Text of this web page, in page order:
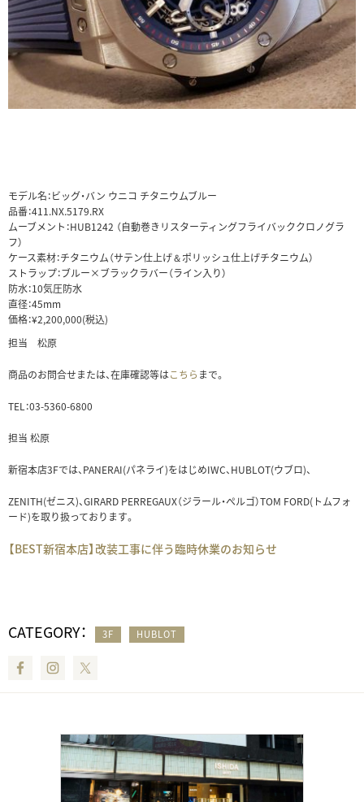
モデル名：ビッグ・バン ウニコ チタニウムブルー
品番：411.NX.5179.RX
ムーブメント：HUB1242 （自動巻きリスターティングフライバッククロノグラ
フ）
ケース素材：チタニウム（サテン仕上げ＆ポリッシュ仕上げチタニウム）
ストラップ：ブルー×ブラックラバー（ライン入り）
防水：10気圧防水
直径：45mm
価格：¥2,200,000(税込)
担当 松原
商品のお問合せまたは、在庫確認等はこちら まで。
TEL：03-5360-6800
担当 松原
新宿本店3Fでは、PANERAI(パネライ)をはじめIWC、HUBLOT(ウブロ)、
ZENITH(ゼニス)、GIRARD PERREGAUX（ジラール・ぺルゴ）TOM FORD(トムフォ
ード)を取り扱っております。
【BEST新宿本店】改装工事に伴う臨時休業のお知らせ
CATEGORY： 3F HUBLOT
FacebookInstagram